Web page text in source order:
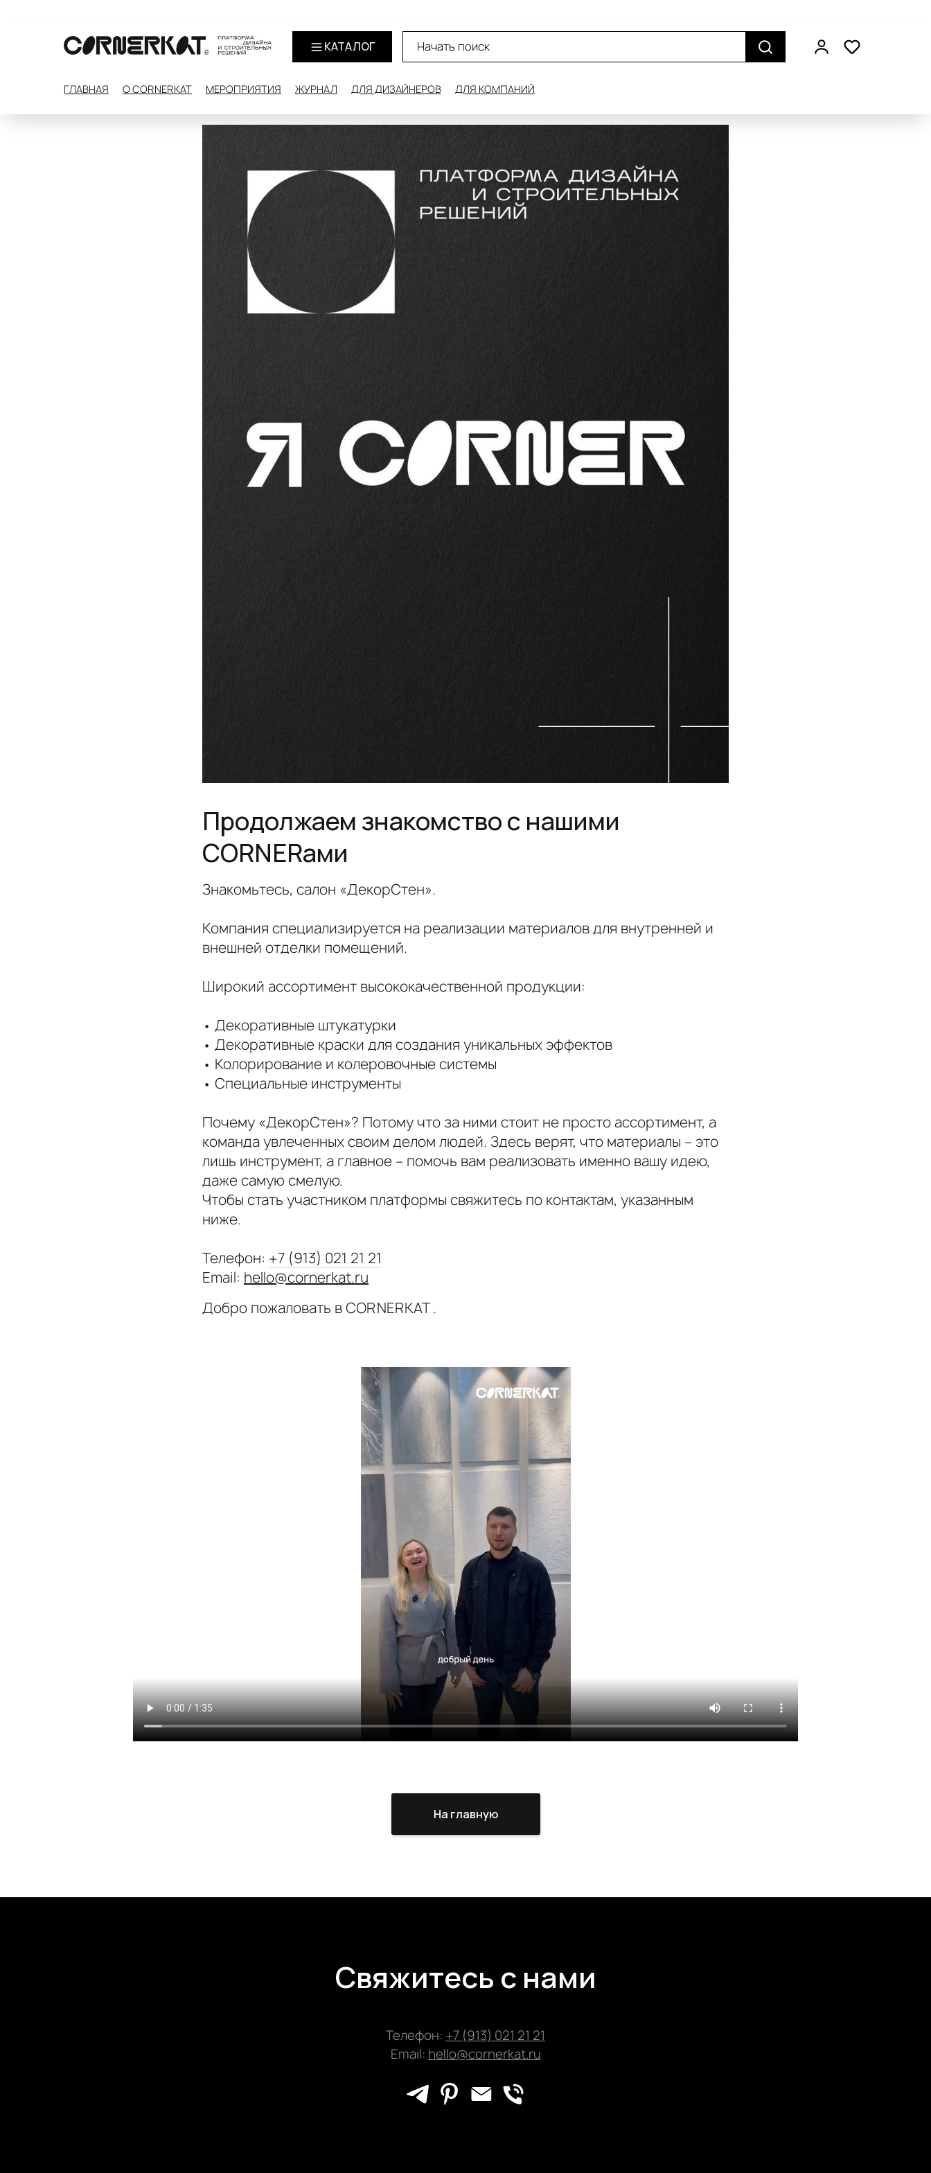
КАТАЛОГ
ГЛАВНАЯ О CORNERKAT МЕРОПРИЯТИЯ ЖУРНАЛ ДЛЯ ДИЗАЙНЕРОВ ДЛЯ КОМПАНИЙ
Продолжаем знакомство с нашими
CORNERами
Знакомьтесь, салон «ДекорСтен».
Компания специализируется на реализации материалов для внутренней и
внешней отделки помещений.
Широкий ассортимент высококачественной продукции:
• Декоративные штукатурки
• Декоративные краски для создания уникальных эффектов
• Колорирование и колеровочные системы
• Специальные инструменты
Почему «ДекорСтен»? Потому что за ними стоит не просто ассортимент, а
команда увлеченных своим делом людей. Здесь верят, что материалы – это
лишь инструмент, а главное – помочь вам реализовать именно вашу идею,
даже самую смелую.
Чтобы стать участником платформы свяжитесь по контактам, указанным
ниже.
Телефон: +7 (913) 021 21 21
Email: hello@cornerkat.ru
Добро пожаловать в CORNERKAT .
На главную
Свяжитесь с нами
Телефон: +7 (913) 021 21 21
Email: hello@cornerkat.ru